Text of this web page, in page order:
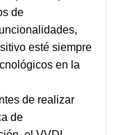
de
esté siempre
en la
de realizar
de